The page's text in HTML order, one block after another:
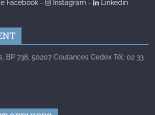
Facebook - Instagram - Linkedin
BP 738, 50207 Coutances Cedex Tél: 02 33